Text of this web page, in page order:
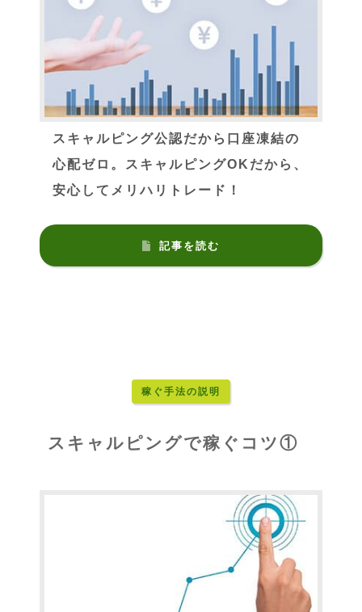
スキャルピング公認だから口座凍結の
心配ゼロ。スキャルピングOKだから、
安心してメリハリトレード！
記事を読む
稼ぐ手法の説明
スキャルピングで稼ぐコツ①